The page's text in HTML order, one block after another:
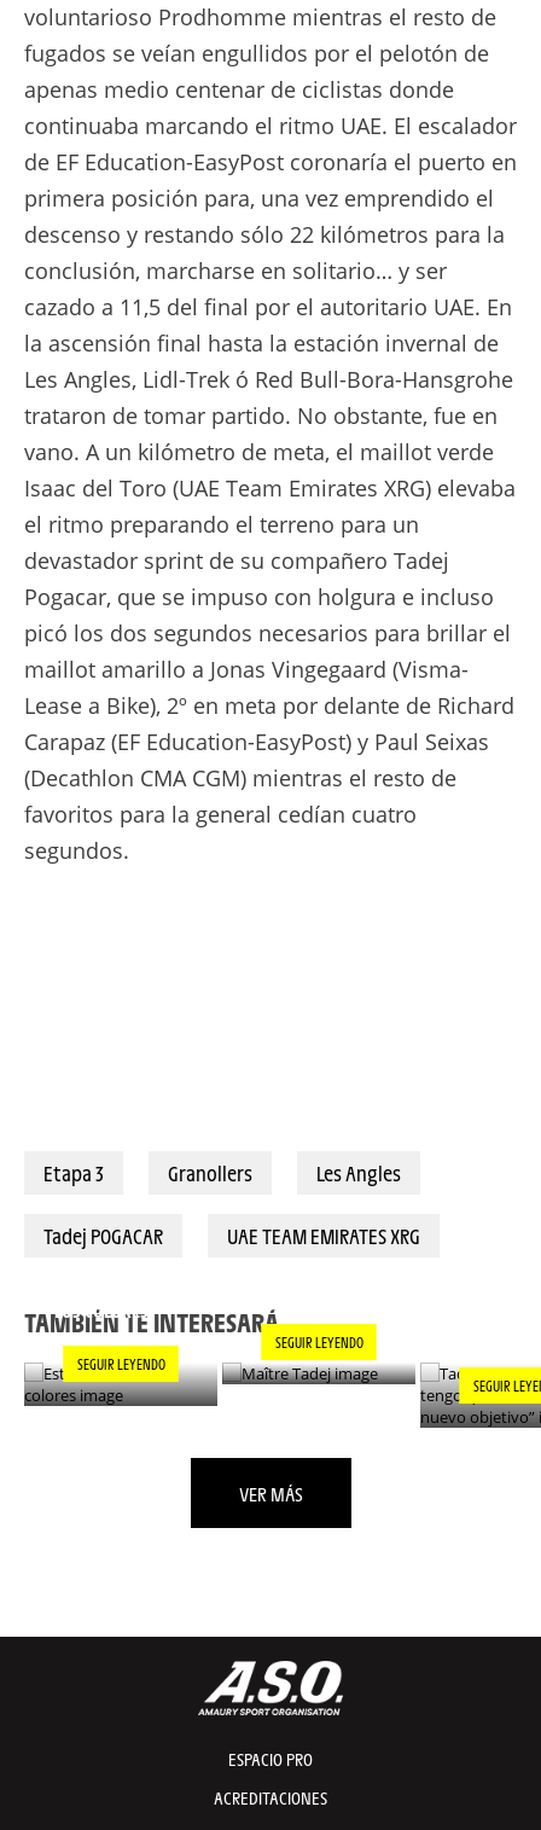
voluntarioso Prodhomme mientras el resto de
fugados se veían engullidos por el pelotón de
apenas medio centenar de ciclistas donde
continuaba marcando el ritmo UAE. El escalador
de EF Education-EasyPost coronaría el puerto en
primera posición para, una vez emprendido el
descenso y restando sólo 22 kilómetros para la
conclusión, marcharse en solitario… y ser
cazado a 11,5 del final por el autoritario UAE. En
la ascensión final hasta la estación invernal de
Les Angles, Lidl-Trek ó Red Bull-Bora-Hansgrohe
trataron de tomar partido. No obstante, fue en
vano. A un kilómetro de meta, el maillot verde
Isaac del Toro (UAE Team Emirates XRG) elevaba
el ritmo preparando el terreno para un
devastador sprint de su compañero Tadej
Pogacar, que se impuso con holgura e incluso
picó los dos segundos necesarios para brillar el
maillot amarillo a Jonas Vingegaard (Visma-
Lease a Bike), 2º en meta por delante de Richard
Carapaz (EF Education-EasyPost) y Paul Seixas
(Decathlon CMA CGM) mientras el resto de
favoritos para la general cedían cuatro
segundos.
Etapa 3 Granollers Les Angles
Tadej POGACAR UAE TEAM EMIRATES XRG
TAMBIÉN TE INTERESARÁ...
LOS COLORES
SEGUIR LEYENDO
SEGUIR LEYENDO
SEGUIR
VER MÁS
ESPACIO PRO
ACREDITACIONES